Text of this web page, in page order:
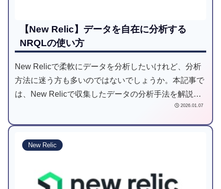
【New Relic】データを自在に分析する
NRQLの使い方
New Relicで柔軟にデータを分析したいけれど、分析
方法に迷う方も多いのではないでしょうか。本記事で
は、New Relicで収集したデータの分析手法を解説し
2026.01.07
New Relic